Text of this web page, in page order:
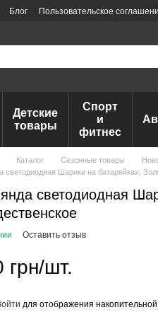
Блог Пользовательское
Детские
товары
Спорт
и
фитнес
Каталог Сезонные товары
светодиодная Шарики на батарейках,
светодиодная
Оставить отзыв
грн/шт.
для отображения накопительной